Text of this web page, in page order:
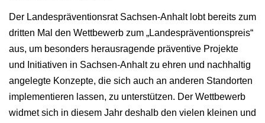
Der Landespräventionsrat Sachsen-Anhalt lobt bereits zum
dritten Mal den Wettbewerb zum „Landespräventionspreis“
aus, um besonders herausragende präventive Projekte
und Initiativen in Sachsen-Anhalt zu ehren und nachhaltig
angelegte Konzepte, die sich auch an anderen Standorten
implementieren lassen, zu unterstützen. Der Wettbewerb
widmet sich in diesem Jahr deshalb den vielen kleinen und